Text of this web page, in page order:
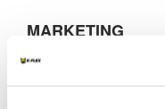
MARKETING
K-FLEX PE